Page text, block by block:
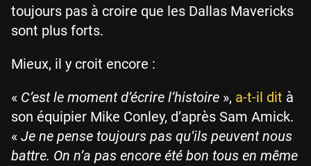
toujours pas à croire que les Dallas Mavericks
sont plus forts.
Mieux, il y croit encore :
« C’est le moment d’écrire l’histoire », a-t-il dit à
son équipier Mike Conley, d’après Sam Amick.
« Je ne pense toujours pas qu’ils peuvent nous
battre. On n’a pas encore été bon tous en même